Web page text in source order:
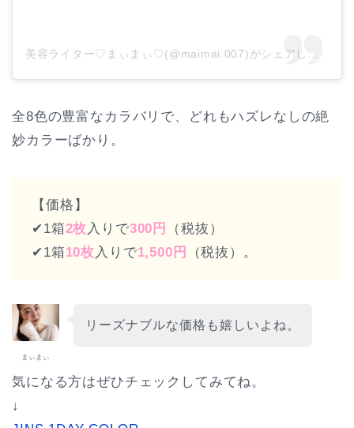
全8色の豊富なカラバリで、どれもハズレなしの絶
妙カラーばかり。
【価格】
✔︎1箱2枚入りで300円
（税抜）
✔︎1箱10枚入りで1,500円 （税抜）。
まぃまぃ
リーズナブルな価格も嬉しいよね。
気になる方はぜひチェックしてみてね。
↓